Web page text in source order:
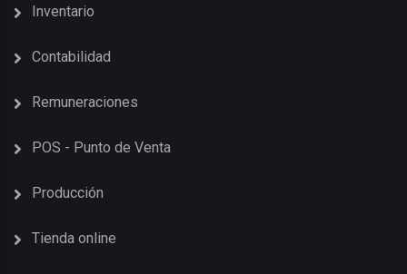
Inventario
Contabilidad
Remuneraciones
POS - Punto de Venta
Producción
Tienda online